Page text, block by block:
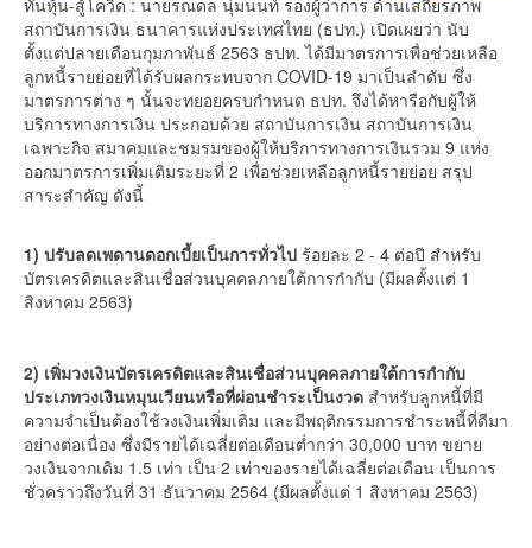
สถาบันการเงิน ธนาคารแห่งประเทศไทย (ธปท.) เปิดเผยว่า นับ
ตั้งแต่ปลายเดือนกุมภาพันธ์ 2563 ธปท. ได้มีมาตรการเพื่อช่วยเหลือ
ลูกหนี้รายย่อยที่ได้รับผลกระทบจาก COVID-19 มาเป็นลำดับ ซึ่ง
มาตรการต่าง ๆ นั้นจะทยอยครบกำหนด ธปท. จึงได้หารือกับผู้ให้
บริการทางการเงิน ประกอบด้วย สถาบันการเงิน สถาบันการเงิน
เฉพาะกิจ สมาคมและชมรมของผู้ให้บริการทางการเงินรวม 9 แห่ง
ออกมาตรการเพิ่มเติมระยะที่ 2 เพื่อช่วยเหลือลูกหนี้รายย่อย สรุป
สาระสำคัญ ดังนี้
1) ปรับลดเพดานดอกเบี้ยเป็นการทั่วไป ร้อยละ 2 - 4 ต่อปี สำหรับ
บัตรเครดิตและสินเชื่อส่วนบุคคลภายใต้การกำกับ (มีผลตั้งแต่ 1
สิงหาคม 2563)
2) เพิ่มวงเงินบัตรเครดิตและสินเชื่อส่วนบุคคลภายใต้การกำกับ
ประเภทวงเงินหมุนเวียนหรือที่ผ่อนชำระเป็นงวด สำหรับลูกหนี้ที่มี
ความจำเป็นต้องใช้วงเงินเพิ่มเติม และมีพฤติกรรมการชำระหนี้ที่ดีมา
อย่างต่อเนื่อง ซึ่งมีรายได้เฉลี่ยต่อเดือนต่ำกว่า 30,000 บาท ขยาย
วงเงินจากเดิม 1.5 เท่า เป็น 2 เท่าของรายได้เฉลี่ยต่อเดือน เป็นการ
ชั่วคราวถึงวันที่ 31 ธันวาคม 2564 (มีผลตั้งแต่ 1 สิงหาคม 2563)